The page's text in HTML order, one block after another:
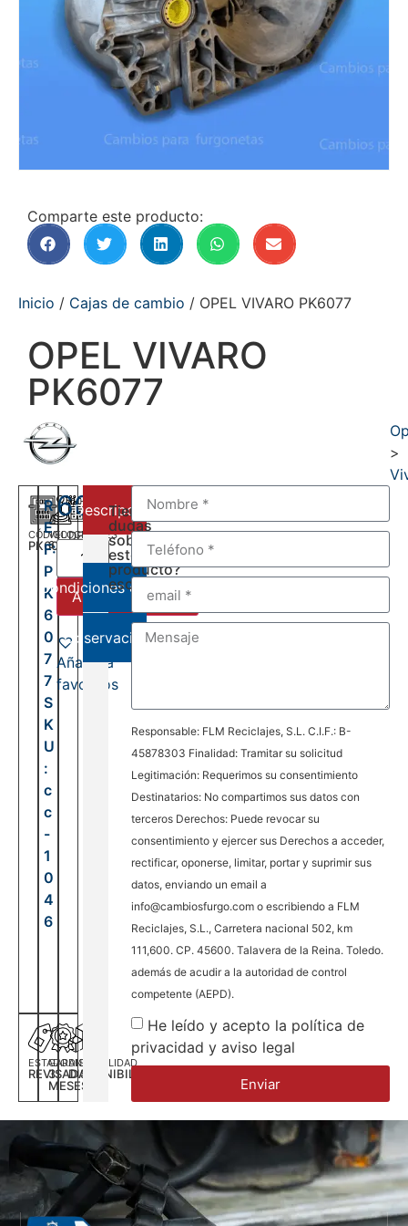
Comparte este producto:
Inicio / Cajas de cambio / OPEL VIVARO PK6077
OPEL VIVARO
PK6077
>
CÓDIGO
PK6077
VELOCIDADES
6
DEL:
AL:
ESTADO
REVISADA
GARANTÍA
3
MESES
DISPONILIDAD
DISPONIBILIDAD
R
E
F:
P
K
6
0
7
7
S
K
U
:
c
c
-
1
0
4
6
600,00€
Añadir al carrito
Añadir a
favoritos
Descripción
Condiciones de venta
Observaciones
Tienes
dudas
sobre
este
producto?
escríbenos:
Responsable: FLM Reciclajes, S.L. C.I.F.: B-
45878303 Finalidad: Tramitar su solicitud
Legitimación: Requerimos su consentimiento
Destinatarios: No compartimos sus datos con
terceros Derechos: Puede revocar su
consentimiento y ejercer sus Derechos a acceder,
rectificar, oponerse, limitar, portar y suprimir sus
datos, enviando un email a
info@cambiosfurgo.com o escribiendo a FLM
Reciclajes, S.L., Carretera nacional 502, km
111,600. CP. 45600. Talavera de la Reina. Toledo.
además de acudir a la autoridad de control
competente (AEPD).
He leído y acepto la política de
privacidad y aviso legal
Enviar